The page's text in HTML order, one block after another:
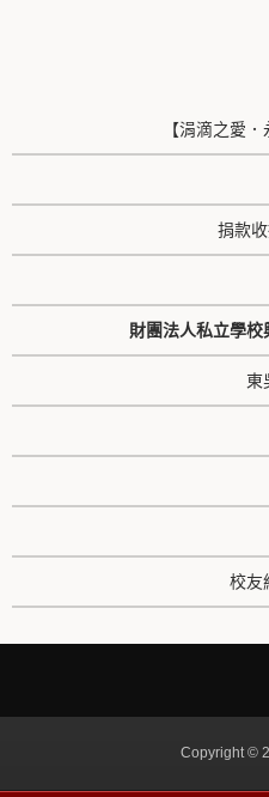
【涓滴之愛
捐款
財團法人私立學
東
校友
Copyright ©